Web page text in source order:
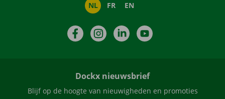
NL FR EN
FacebookInstagramLinkedIn
Dockx nieuwsbrief
Blijf op de hoogte van nieuwigheden en promoties